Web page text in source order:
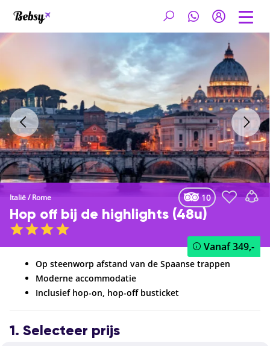
Italië/Rome 10
Hop off bij de highlights (48u)
Vanaf349,-
Op steenworp afstand van de Spaanse trappen
Moderne accommodatie
Inclusief hop-on, hop-off busticket
1. Selecteer prijs